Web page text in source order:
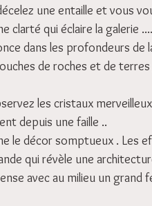
une entaille et vous
clarté qui éclaire la galerie ....
dans les profondeurs de
de roches et de
les cristaux
depuis une faille ..
le décor somptueux . Les
qui révèle une
avec au milieu un grand